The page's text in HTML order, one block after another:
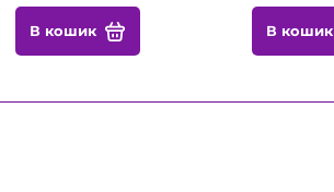
В кошик В кошик